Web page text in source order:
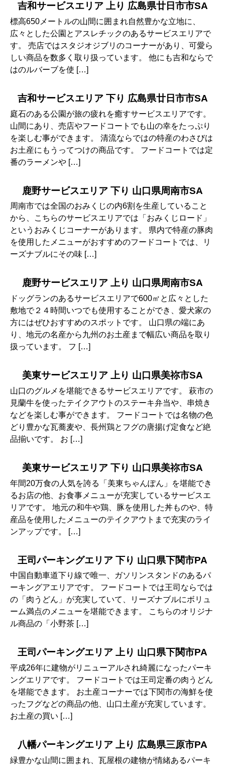
吉和サービスエリア 上り 広島県廿日市市SA
標高650メートルの山間に囲まれ自然豊かな立地に、
広々とした公園とアスレチックのあるサービスエリアで
す。 売店ではスタジオジブリのコーナーがあり、可愛ら
しい商品を数多く取り扱っています。 他にも吉和ならで
はのルバーブを使 […]
吉和サービスエリア 下り 広島県廿日市市SA
庭石のある公園が旅の疲れを癒すサービスエリアです。
山間にあり、売店やフードコートでも山の幸をたっぷり
を楽しむ事ができます。 清流ならではの特産のわさびは
お土産にもうってつけの商品です。 フードコートでは定
番のラーメンや […]
鹿野サービスエリア 下り 山口県周南市SA
周南市では全国のおみくじの内6割を生産していること
から、こちらのサービスエリアでは「おみくじロード」
というおみくじコーナーがあります。 県内で特産の豚肉
を使用したメニューがおすすめのフードコートでは、リ
ーズナブルにその味 […]
鹿野サービスエリア 上り 山口県周南市SA
ドッグランのあるサービスエリアで600㎡と広々とした
敷地で２４時間いつでも使用することができ、愛犬家の
方にはぜひおすすめのスポットです。 山口県の端にあ
り、地元の名産から九州のお土産まで幅広い商品を取り
扱っています。 フ […]
美東サービスエリア 上り 山口県美祢市SA
山口のグルメを堪能できるサービスエリアです。 萩市の
見蘭牛を使ったテイクアウトのステーキ弁当や、串焼き
などを楽しむ事ができます。 フードコートでは名物の色
どり豊かな瓦蕎麦や、長州鶏とフグの唐揚げ定食など絶
品揃いです。 お […]
美東サービスエリア 下り 山口県美祢市SA
年間20万食の人気を誇る「美東ちゃんぽん」を堪能でき
るお店の他、お食事メニューが充実しているサービスエ
リアです。 地元の和牛や鶏、豚を使用した丼ものや、特
産品を使用したメニューのテイクアウトまで充実のライ
ンアップです。 […]
王司パーキングエリア 下り 山口県下関市PA
中国自動車道下り線で唯一、ガソリンスタンドのあるパ
ーキングアエリアです。 フードコートでは王司ならでは
の「肉うどん」が充実していて、リーズナブルにボリュ
ーム満点のメニューを堪能できます。 こちらのオリジナ
ル商品の「小野茶 […]
王司パーキングエリア 上り 山口県下関市PA
平成26年に建物がリニューアルされ綺麗になったパーキ
ングエリアです。 フードコートでは王司定番の肉うどん
を堪能できます。 お土産コーナーでは下関市の海鮮を使
ったフグなどの商品の他、山口土産が充実しています。
お土産の買い […]
八幡パーキングエリア 上り 広島県三原市PA
緑豊かな山間に囲まれ、瓦屋根の建物が情緒あるパーキ